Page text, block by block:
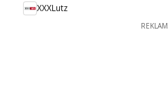
XXXLutz